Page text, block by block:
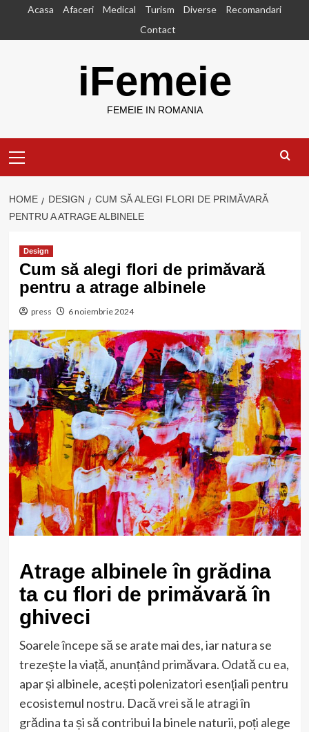
content
Acasa Afaceri Medical Turism Diverse
Recomandari
Contact
iFemeie
FEMEIE IN ROMANIA
Menu
HOME DESIGN
CUM SĂ ALEGI FLORI DE PRIMĂVARĂ
PENTRU A ATRAGE ALBINELE
Design
Cum să alegi flori de primăvară
pentru a atrage albinele
press 6 noiembrie 2024
Atrage albinele în grădina
ta cu flori de primăvară în
ghiveci
Soarele începe să se arate mai des, iar natura se
trezește la viață, anunțând primăvara. Odată cu ea,
apar și albinele, acești polenizatori esențiali pentru
ecosistemul nostru. Dacă vrei să le atragi în
grădina ta și să contribui la binele naturii, poți alege